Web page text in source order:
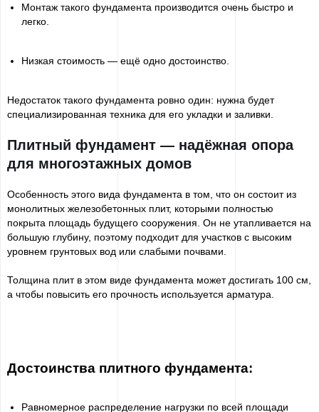
Монтаж такого фундамента производится очень быстро и
легко.
Низкая стоимость — ещё одно достоинство.
Недостаток такого фундамента ровно один: нужна будет
специализированная техника для его укладки и заливки.
Плитный фундамент — надёжная опора
для многоэтажных домов
Особенность этого вида фундамента в том, что он состоит из
монолитных железобетонных плит, которыми полностью
покрыта площадь будущего сооружения. Он не утапливается на
большую глубину, поэтому подходит для участков с высоким
уровнем грунтовых вод или слабыми почвами.
Толщина плит в этом виде фундамента может достигать 100 см,
а чтобы повысить его прочность используется арматура.
Достоинства плитного фундамента:
Равномерное распределение нагрузки по всей площади